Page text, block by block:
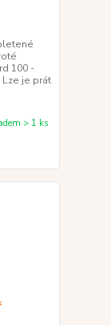
100 -
Lze je prát
> 1 ks